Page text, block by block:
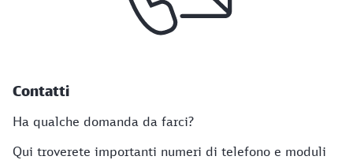
Contatti
Ha qualche domanda da farci?
Qui troverete importanti numeri di telefono e moduli